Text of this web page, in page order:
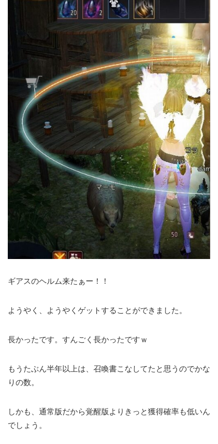
ギアスのヘルム来たぁー！！
ようやく、ようやくゲットすることができました。
長かったです。すんごく長かったですｗ
もうたぶん半年以上は、召喚書こなしてたと思うのでかな
りの数。
しかも、通常版だから覚醒版よりきっと獲得確率も低いん
でしょう。